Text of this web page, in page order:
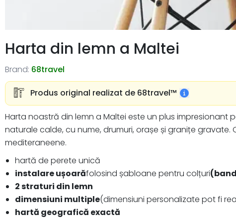
Harta din lemn a Maltei
Brand: 68travel
Produs original realizat de 68travel™️
Harta noastră din lemn a Maltei este un plus
naturale calde, cu nume, drumuri, orașe și granițe
mediteraneene.
hartă de perete unică
instalare ușoarăfolosind șabloane pentru colțuri
2 straturi din lemn
dimensiuni multiple(dimensiuni personalizate pot fi
hartă geografică exactă